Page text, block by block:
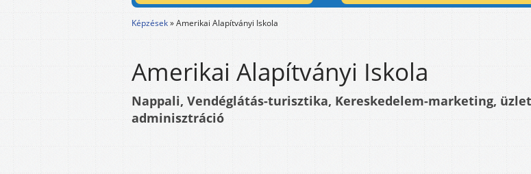
Képzések»Amerikai Alapítványi Iskola
Amerikai Alapítványi Iskola
Nappali, Vendéglátás-turisztika, Kereskedelem-marketing,
adminisztráció